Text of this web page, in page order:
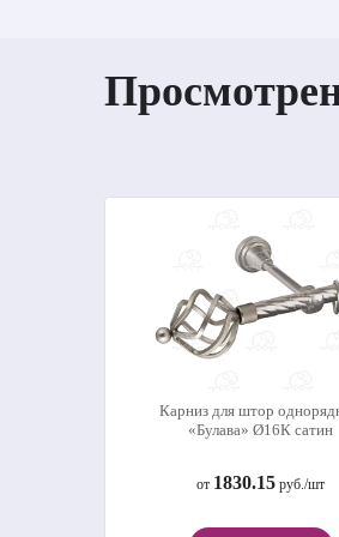
Карниз для штор
«Булава» Ø16К сатин
от 1830.15 руб./шт